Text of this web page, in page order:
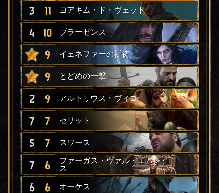
3 11 ヨアキム・ド・ヴェット
4 10 ブラーゼンス
9 イェネファーの祈祷
9 とどめの一撃
2 9 アルトリウス・ヴィゴ
7 7 セリット
5 7 スワース
7 6
ファーガス・ヴァル・エムレイ
ス
6 6 オーケス